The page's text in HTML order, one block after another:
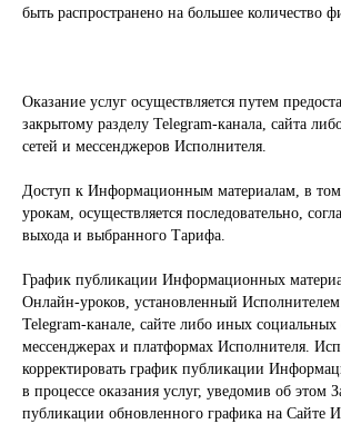
быть распространено на большее количество
Оказание услуг осуществляется путем
закрытому разделу Telegram-канала, сайта
сетей и мессенджеров Исполнителя.
Доступ к Информационным материалам, в
урокам, осуществляется последовательно,
выхода и выбранного Тарифа.
График публикации Информационных
Онлайн-уроков, установленный Исполнителем
Telegram-канале, сайте либо иных социальных
мессенджерах и платформах Исполнителя.
корректировать график публикации
в процессе оказания услуг, уведомив об этом
публикации обновленного графика на Сайте